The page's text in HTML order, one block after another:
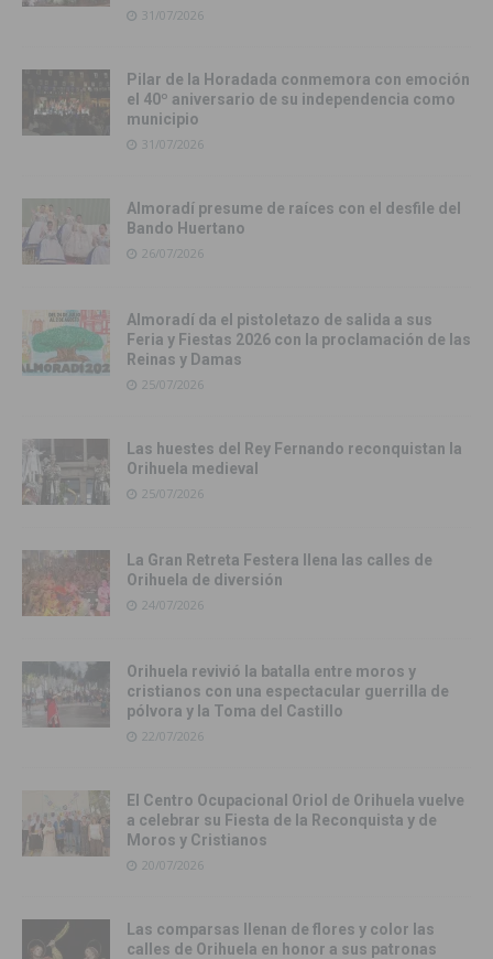
31/07/2026
Pilar de la Horadada conmemora con emoción
el 40º aniversario de su independencia como
municipio
31/07/2026
Almoradí presume de raíces con el desfile del
Bando Huertano
26/07/2026
Almoradí da el pistoletazo de salida a sus
Feria y Fiestas 2026 con la proclamación de las
Reinas y Damas
25/07/2026
Las huestes del Rey Fernando reconquistan la
Orihuela medieval
25/07/2026
La Gran Retreta Festera llena las calles de
Orihuela de diversión
24/07/2026
Orihuela revivió la batalla entre moros y
cristianos con una espectacular guerrilla de
pólvora y la Toma del Castillo
22/07/2026
El Centro Ocupacional Oriol de Orihuela vuelve
a celebrar su Fiesta de la Reconquista y de
Moros y Cristianos
20/07/2026
Las comparsas llenan de flores y color las
calles de Orihuela en honor a sus patronas